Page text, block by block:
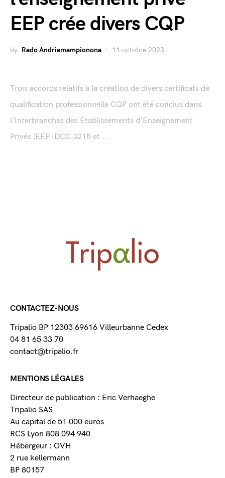
EEP crée divers CQP
by Rado Andriamampionona 11 octobre 2023
Trois accords relatifs à la création de divers certificats de
qualification professionnelle CQP ont été conclus dans
l’Interbranches des Etablissements d’Enseignement
Privés (EEP IDCC 3218 et ...
CONTACTEZ-NOUS
Tripalio BP 12303 69616 Villeurbanne Cedex
04 81 65 33 70
contact@tripalio.fr
MENTIONS LÉGALES
Directeur de publication : Eric Verhaeghe
Tripalio SAS
Au capital de 51 000 euros
RCS Lyon 808 094 940
Hébergeur : OVH
2 rue kellermann
BP 80157